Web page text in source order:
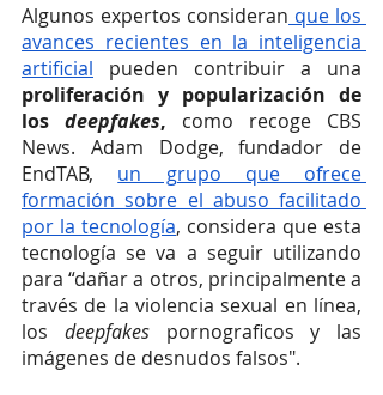
Algunos expertos consideran que los
avances recientes en la inteligencia
artificial
proliferación y popularización de
los deepfakes, como recoge CBS
News. Adam Dodge, fundador de
EndTAB, un grupo que ofrece
formación sobre el abuso facilitado
por la tecnología, considera que esta
tecnología se va a seguir utilizando
para “dañar a otros, principalmente a
través de la violencia sexual en línea,
los deepfakes pornograficos y las
imágenes de desnudos falsos".